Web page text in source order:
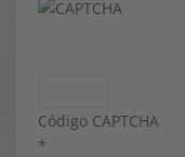
Código CAPTCHA
*